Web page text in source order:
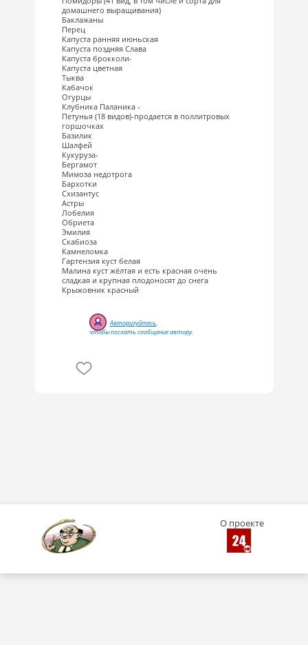
домашнего выращивания)
Баклажаны
Перец
Капуста ранняя июньская
Капуста поздняя Слава
Капуста брокколи-
Капуста цветная
Тыква
Кабачок
Огурцы
Клубника Паланика -
Петунья (18 видов)-продается в поллитровых
горшочках
Базилик
Шалфей
Кукуруза-
Бергамот
Мимоза недотрога
Бархотки
Схизантус
Астры
Лобелия
Обриета
Эмилия
Скабиоза
Камнеломка
Гартензия куст белая
Малина куст жёлтая и есть красная очень
сладкая и крупная плодоносят до снега
Крыжовник красный
Авторизуйтесь,
чтобы послать сообщение автору.
О проекте